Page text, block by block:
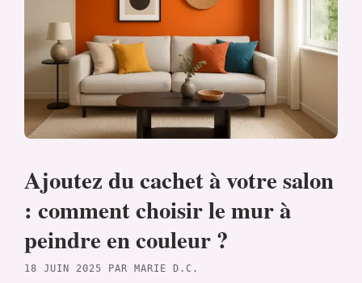
Ajoutez du cachet à votre salon
: comment choisir le mur à
peindre en couleur ?
18 JUIN 2025 PAR MARIE D.C.